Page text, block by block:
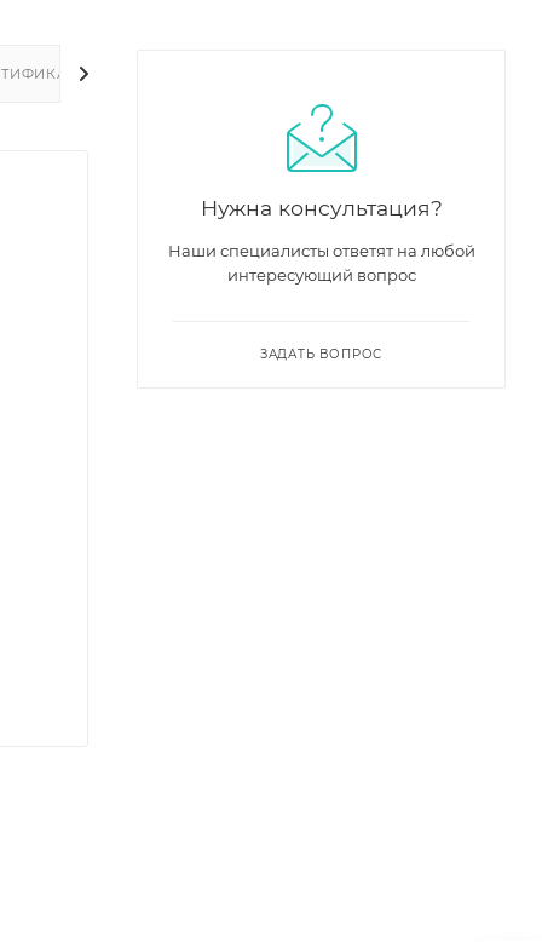
Нужна консультация?
Наши специалисты ответят на любой
интересующий вопрос
ЗАДАТЬ ВОПРОС